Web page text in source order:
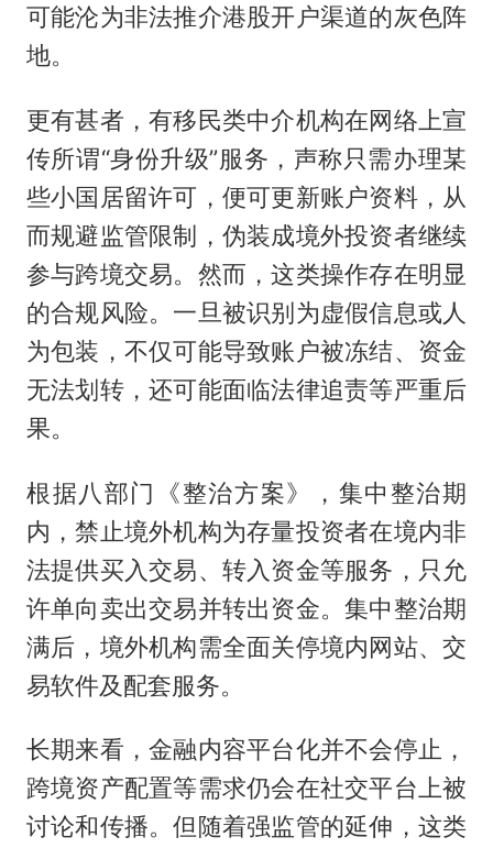
可能沦为非法推介港股开户渠道的灰色阵
地。
更有甚者，有移民类中介机构在网络上宣
传所谓“身份升级”服务，声称只需办理某
些小国居留许可，便可更新账户资料，从
而规避监管限制，伪装成境外投资者继续
参与跨境交易。然而，这类操作存在明显
的合规风险。一旦被识别为虚假信息或人
为包装，不仅可能导致账户被冻结、资金
无法划转，还可能面临法律追责等严重后
果。
根据八部门《整治方案》，集中整治期
内，禁止境外机构为存量投资者在境内非
法提供买入交易、转入资金等服务，只允
许单向卖出交易并转出资金。集中整治期
满后，境外机构需全面关停境内网站、交
易软件及配套服务。
长期来看，金融内容平台化并不会停止，
跨境资产配置等需求仍会在社交平台上被
讨论和传播。但随着强监管的延伸，这类